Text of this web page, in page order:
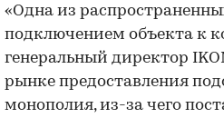
«Одна из
подключением объекта к
генеральный директор
рынке предоставления
монополия, из-за чего